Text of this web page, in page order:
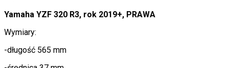
Yamaha YZF 320 R3, rok 2019+, PRAWA
Wymiary:
-długość 565 mm